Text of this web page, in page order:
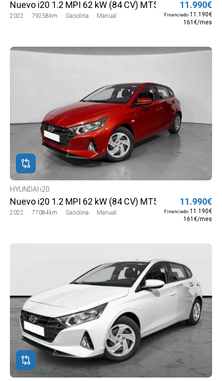
Nuevo i20 1.2 MPI 62 kW (84 CV) MT5 2WD Sense
2022 79258km Gasolina Manual
11.990€
Financiado 11.190€
161€/mes
HYUNDAI i20
Nuevo i20 1.2 MPI 62 kW (84 CV) MT5 2WD Sense
2022 77084km Gasolina Manual
11.990€
Financiado 11.190€
161€/mes